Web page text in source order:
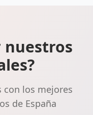
nuestros
con los mejores
de España